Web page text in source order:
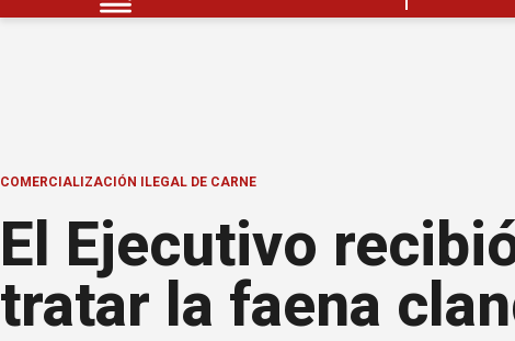
COMERCIALIZACIÓN ILEGAL DE CARNE
El Ejecutivo
tratar la faena